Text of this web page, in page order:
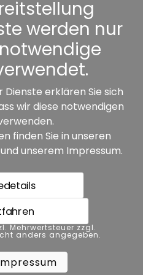
zzgl.
angegeben.
werden nur
Dienste erklären Sie sich
wir diese notwendigen
finden Sie in unseren
und unserem Impressum.
Mehrwertsteuer zzgl.
anders angegeben.